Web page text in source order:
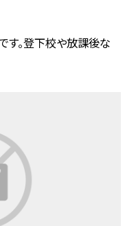
す。登下校や放課後な